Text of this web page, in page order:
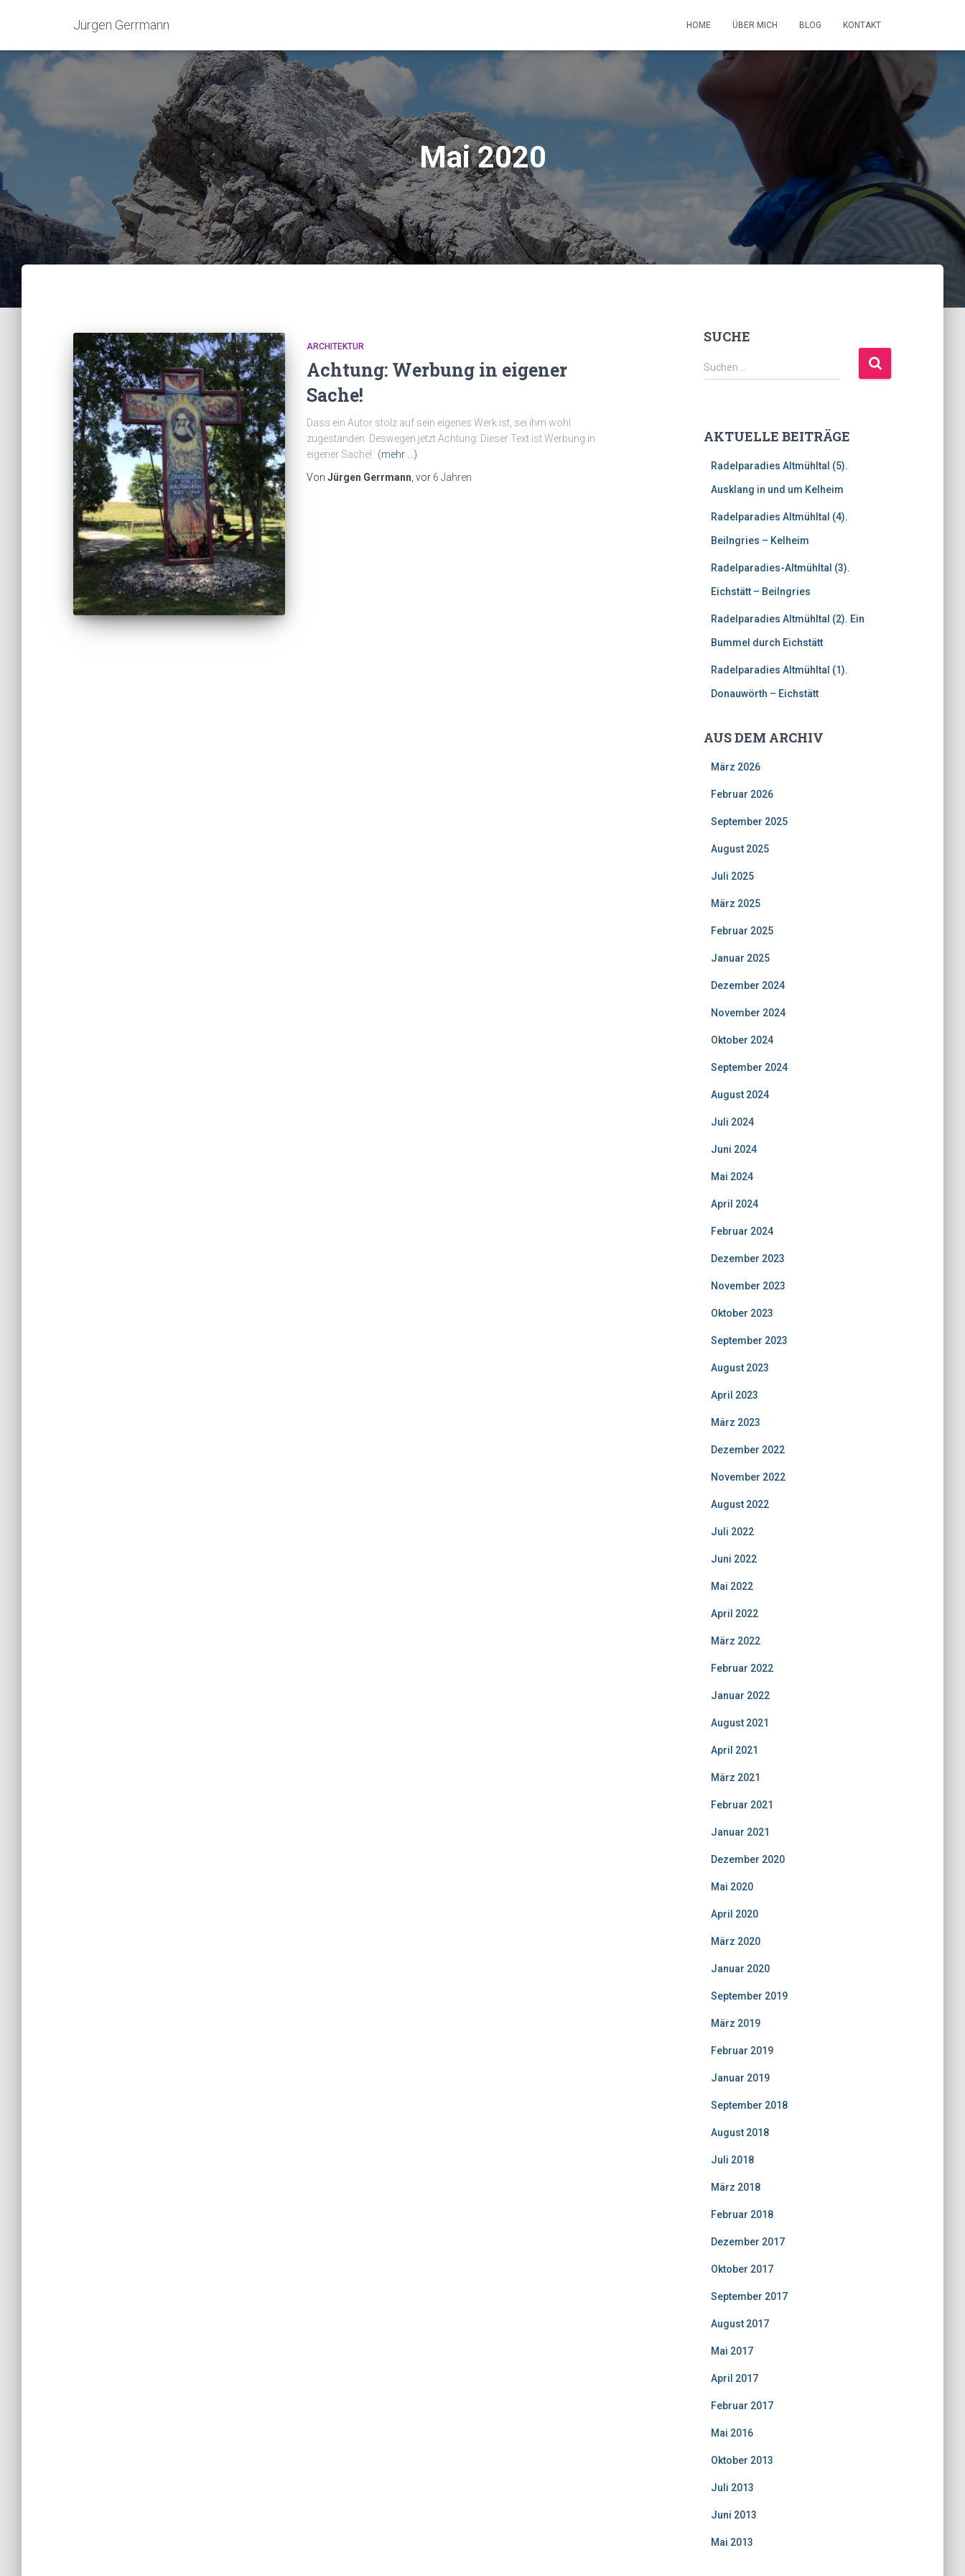
Jürgen Gerrmann HOME ÜBER MICH BLOG KONTAKT
Mai 2020
ARCHITEKTUR
Achtung: Werbung in eigener
Sache!
Dass ein Autor stolz auf sein eigenes Werk ist, sei ihm wohl
zugestanden. Deswegen jetzt Achtung: Dieser Text ist Werbung in
eigener Sache!
(mehr …)
Von Jürgen Gerrmann , vor 6 Jahren
SUCHE
S
u
n
Suchen …
AKTUELLE BEITRÄGE
Radelparadies Altmühltal (5).
Ausklang in und um Kelheim
Radelparadies Altmühltal (4).
Beilngries – Kelheim
Radelparadies-Altmühltal (3).
Eichstätt – Beilngries
Radelparadies Altmühltal (2). Ein
Bummel durch Eichstätt
Radelparadies Altmühltal (1).
Donauwörth – Eichstätt
AUS DEM ARCHIV
März 2026
Februar 2026
September 2025
August 2025
Juli 2025
März 2025
Februar 2025
Januar 2025
Dezember 2024
November 2024
Oktober 2024
September 2024
August 2024
Juli 2024
Juni 2024
Mai 2024
April 2024
Februar 2024
Dezember 2023
November 2023
Oktober 2023
September 2023
August 2023
April 2023
März 2023
Dezember 2022
November 2022
August 2022
Juli 2022
Juni 2022
Mai 2022
April 2022
März 2022
Februar 2022
Januar 2022
August 2021
April 2021
März 2021
Februar 2021
Januar 2021
Dezember 2020
Mai 2020
April 2020
März 2020
Januar 2020
September 2019
März 2019
Februar 2019
Januar 2019
September 2018
August 2018
Juli 2018
März 2018
Februar 2018
Dezember 2017
Oktober 2017
September 2017
August 2017
Mai 2017
April 2017
Februar 2017
Mai 2016
Oktober 2013
Juli 2013
Juni 2013
Mai 2013